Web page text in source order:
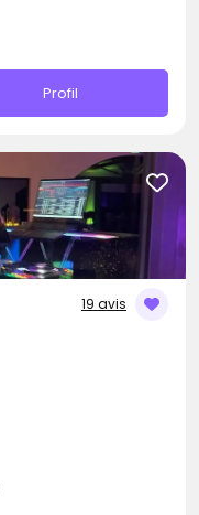
Profil
19 avis